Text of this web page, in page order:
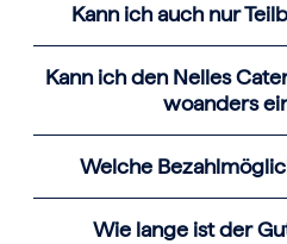
Kann ich auch nur
Kann ich den Nelles
woanders
Welche
Wie lange ist der